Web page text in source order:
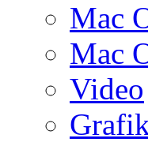
Mac
Mac
Video